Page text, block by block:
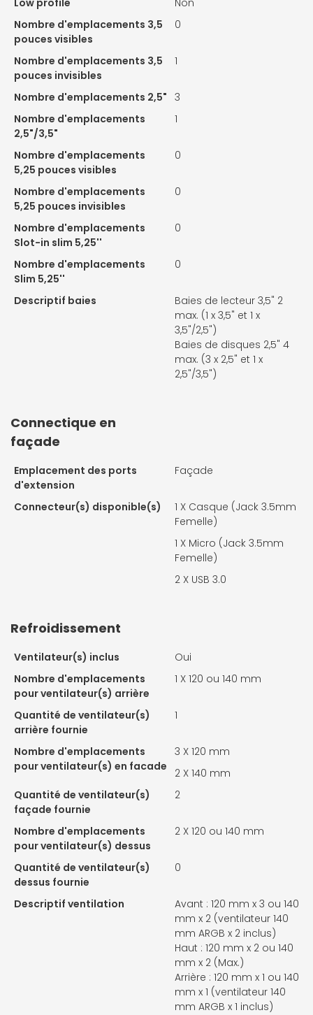
Low profile
Non
Nombre d'emplacements 3,5
pouces visibles
0
Nombre d'emplacements 3,5
pouces invisibles
1
Nombre d'emplacements 2,5" 3
Nombre d'emplacements
2,5"/3,5"
1
Nombre d'emplacements
5,25 pouces visibles
0
Nombre d'emplacements
5,25 pouces invisibles
0
Nombre d'emplacements
Slot-in slim 5,25''
0
Nombre d'emplacements
Slim 5,25''
0
Descriptif baies
Baies de lecteur 3,5" 2
max. (1 x 3,5" et 1 x
3,5"/2,5")
Baies de disques 2,5" 4
max. (3 x 2,5" et 1 x
2,5"/3,5")
Connectique en
façade
Emplacement des ports
d'extension
Façade
Connecteur(s) disponible(s) 1 X Casque (Jack 3.5mm
Femelle)
1 X Micro (Jack 3.5mm
Femelle)
2 X USB 3.0
Refroidissement
Ventilateur(s) inclus
Oui
Nombre d'emplacements
pour ventilateur(s) arrière
1 X 120 ou 140 mm
Quantité de ventilateur(s)
arrière fournie
1
Nombre d'emplacements
pour ventilateur(s) en facade
3 X 120 mm
2 X 140 mm
Quantité de ventilateur(s)
façade fournie
2
Nombre d'emplacements
pour ventilateur(s) dessus
2 X 120 ou 140 mm
Quantité de ventilateur(s)
dessus fournie
0
Descriptif ventilation
Avant : 120 mm x 3 ou 140
mm x 2 (ventilateur 140
mm ARGB x 2 inclus)
Haut : 120 mm x 2 ou 140
mm x 2 (Max.)
Arrière : 120 mm x 1 ou 140
mm x 1 (ventilateur 140
mm ARGB x 1 inclus)